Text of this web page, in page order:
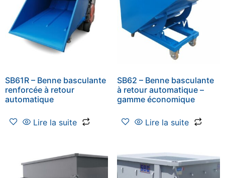
SB61R – Benne basculante
renforcée à retour
automatique
Lire la suite
SB62 – Benne basculante
à retour automatique –
gamme économique
Lire la suite